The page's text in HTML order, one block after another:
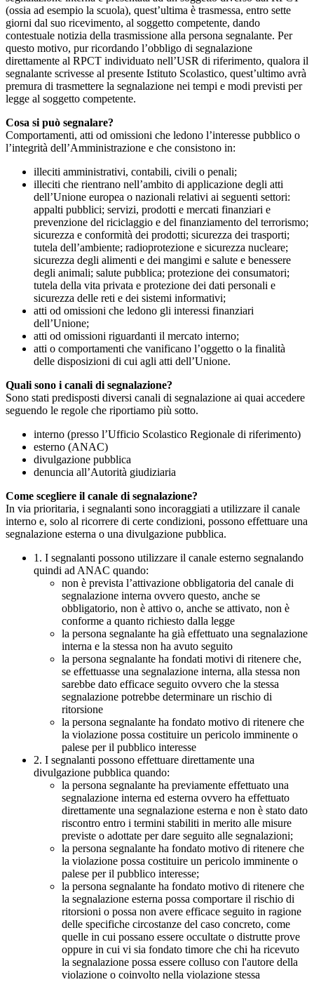
(ossia ad esempio la scuola), quest’ultima è trasmessa, entro sette
giorni dal suo ricevimento, al soggetto competente, dando
contestuale notizia della trasmissione alla persona segnalante. Per
questo motivo, pur ricordando l’obbligo di segnalazione
direttamente al RPCT individuato nell’USR di riferimento, qualora il
segnalante scrivesse al presente Istituto Scolastico, quest’ultimo avrà
premura di trasmettere la segnalazione nei tempi e modi previsti per
legge al soggetto competente.
Cosa si può segnalare?
Comportamenti, atti od omissioni che ledono l’interesse pubblico o
l’integrità dell’Amministrazione e che consistono in:
illeciti amministrativi, contabili, civili o penali;
illeciti che rientrano nell’ambito di applicazione degli atti
dell’Unione europea o nazionali relativi ai seguenti settori:
appalti pubblici; servizi, prodotti e mercati finanziari e
prevenzione del riciclaggio e del finanziamento del terrorismo;
sicurezza e conformità dei prodotti; sicurezza dei trasporti;
tutela dell’ambiente; radioprotezione e sicurezza nucleare;
sicurezza degli alimenti e dei mangimi e salute e benessere
degli animali; salute pubblica; protezione dei consumatori;
tutela della vita privata e protezione dei dati personali e
sicurezza delle reti e dei sistemi informativi;
atti od omissioni che ledono gli interessi finanziari
dell’Unione;
atti od omissioni riguardanti il mercato interno;
atti o comportamenti che vanificano l’oggetto o la finalità
delle disposizioni di cui agli atti dell’Unione.
Quali sono i canali di segnalazione?
Sono stati predisposti diversi canali di segnalazione ai quai accedere
seguendo le regole che riportiamo più sotto.
interno (presso l’Ufficio Scolastico Regionale di riferimento)
esterno (ANAC)
divulgazione pubblica
denuncia all’Autorità giudiziaria
Come scegliere il canale di segnalazione?
In via prioritaria, i segnalanti sono incoraggiati a utilizzare il canale
interno e, solo al ricorrere di certe condizioni, possono effettuare una
segnalazione esterna o una divulgazione pubblica.
1. I segnalanti possono utilizzare il canale esterno segnalando
quindi ad ANAC quando:
non è prevista l’attivazione obbligatoria del canale di
segnalazione interna ovvero questo, anche se
obbligatorio, non è attivo o, anche se attivato, non è
conforme a quanto richiesto dalla legge
la persona segnalante ha già effettuato una segnalazione
interna e la stessa non ha avuto seguito
la persona segnalante ha fondati motivi di ritenere che,
se effettuasse una segnalazione interna, alla stessa non
sarebbe dato efficace seguito ovvero che la stessa
segnalazione potrebbe determinare un rischio di
ritorsione
la persona segnalante ha fondato motivo di ritenere che
la violazione possa costituire un pericolo imminente o
palese per il pubblico interesse
2. I segnalanti possono effettuare direttamente una
divulgazione pubblica quando:
la persona segnalante ha previamente effettuato una
segnalazione interna ed esterna ovvero ha effettuato
direttamente una segnalazione esterna e non è stato dato
riscontro entro i termini stabiliti in merito alle misure
previste o adottate per dare seguito alle segnalazioni;
la persona segnalante ha fondato motivo di ritenere che
la violazione possa costituire un pericolo imminente o
palese per il pubblico interesse;
la persona segnalante ha fondato motivo di ritenere che
la segnalazione esterna possa comportare il rischio di
ritorsioni o possa non avere efficace seguito in ragione
delle specifiche circostanze del caso concreto, come
quelle in cui possano essere occultate o distrutte prove
oppure in cui vi sia fondato timore che chi ha ricevuto
la segnalazione possa essere colluso con l'autore della
violazione o coinvolto nella violazione stessa